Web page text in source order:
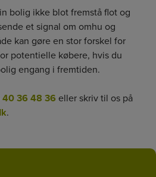
bolig ikke blot fremstå flot og
et signal om omhu og
kan gøre en stor forskel for
potentielle købere, hvis du
engang i fremtiden.
40 36 48 36 eller skriv til os på
.